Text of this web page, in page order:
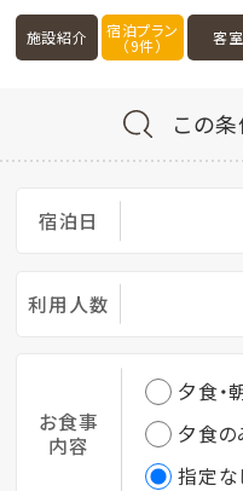
施設紹介 宿泊プラン
（9件） 客室
この
宿泊日
利用人数
お食事
内容
夕食・
夕食の
指定な